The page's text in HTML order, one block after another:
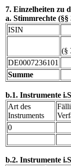
7. Einzelheiten zu
a. Stimmrechte
ISIN
(§
DE0007236101
Summe
b.1. Instrumente
Art des
Instruments
0
b.2. Instrumente